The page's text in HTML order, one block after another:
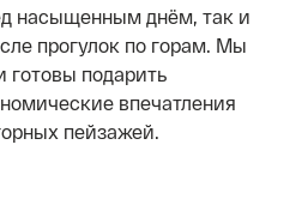
насыщенным днём, так и
прогулок по горам. Мы
подарить
впечатления
пейзажей.